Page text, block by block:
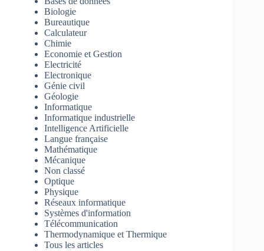
Biologie
Bureautique
Calculateur
Chimie
Economie et Gestion
Electricité
Electronique
Génie civil
Géologie
Informatique
Informatique industrielle
Intelligence Artificielle
Langue française
Mathématique
Mécanique
Non classé
Optique
Physique
Réseaux informatique
Systèmes d'information
Télécommunication
Thermodynamique et Thermique
Tous les articles